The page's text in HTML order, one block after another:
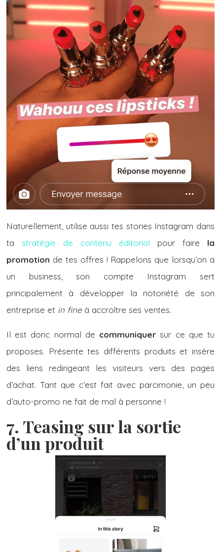
Naturellement, utilise aussi tes stories Instagram dans
ta stratégie de contenu éditorial pour faire la
promotion de tes offres ! Rappelons que lorsqu’on a
un business, son compte Instagram sert
principalement à développer la notoriété de son
entreprise et in fine à accroître ses ventes.
Il est donc normal de communiquersur ce que tu
proposes. Présente tes différents produits et insère
des liens redirigeant les visiteurs vers des pages
d’achat. Tant que c’est fait avec parcimonie, un peu
d’auto-promo ne fait de mal à personne !
7. Teasing sur la sortie
d’un produit